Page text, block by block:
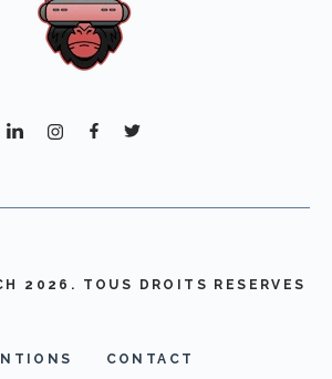
2026. TOUS DROITS RESERVES
CONTACT